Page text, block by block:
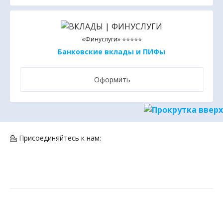
«Финуслуги» ⭐⭐⭐⭐⭐
Банковские вклады и ПИФы
Оформить
💁 Присоединяйтесь к нам: